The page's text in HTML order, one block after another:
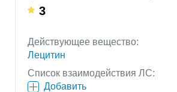
3
Действующее вещество:
Лецитин
Список взаимодействия ЛС:
Добавить